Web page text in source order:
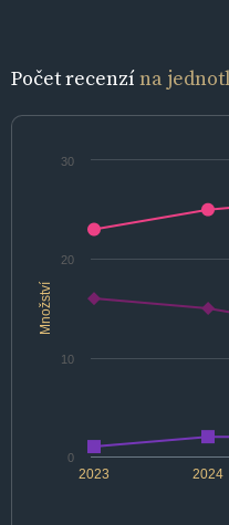
Počet recenzína
Množství
2024
2023
0
10
20
30